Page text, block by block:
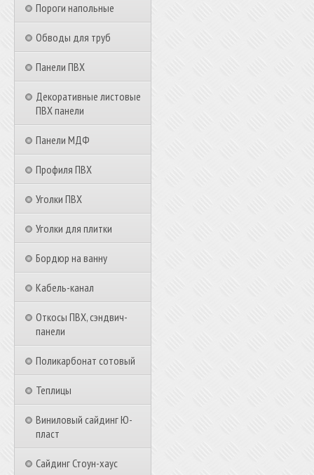
Пороги напольные
Обводы для труб
Панели ПВХ
Декоративные листовые
ПВХ панели
Панели МДФ
Профиля ПВХ
Уголки ПВХ
Уголки для плитки
Бордюр на ванну
Кабель-канал
Откосы ПВХ, сэндвич-
панели
Поликарбонат сотовый
Теплицы
Виниловый сайдинг Ю-
пласт
Сайдинг Стоун-хаус